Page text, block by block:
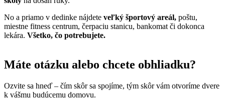
No a priamo v dedinke nájdete veľký športový areál, poštu,
miestne fitness centrum, čerpaciu stanicu, bankomat či dokonca
lekára. Všetko, čo potrebujete.
Máte otázku alebo chcete obhliadku?
Ozvite sa hneď – čím skôr sa spojíme, tým skôr vám otvoríme dvere
k vášmu budúcemu domovu.